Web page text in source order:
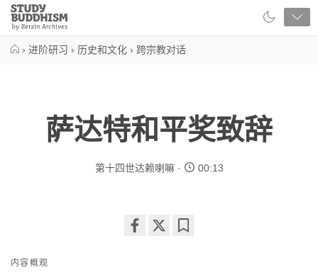
Close
Study
Buddhism
› 进阶研习 › 历史和文化 › 跨宗教对话
萨达特和平奖致辞
第十四世达赖喇嘛 00:13
内容概观